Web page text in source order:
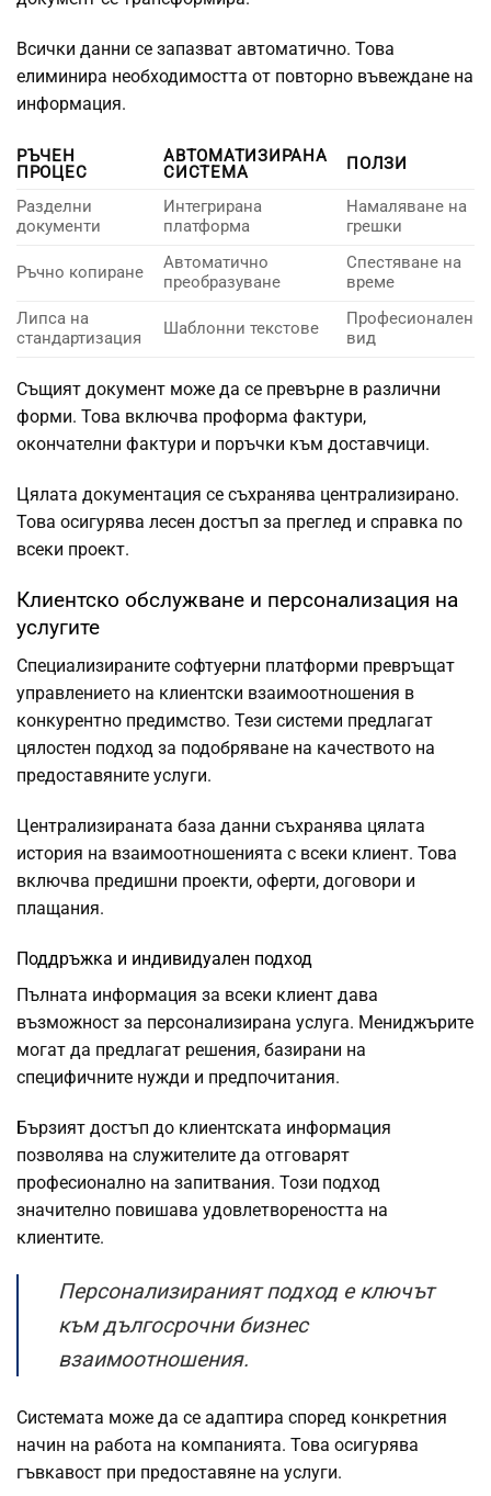
Всички данни се запазват автоматично. Това
елиминира необходимостта от повторно въвеждане на
информация.
РЪЧЕН
ПРОЦЕС
АВТОМАТИЗИРАНА
СИСТЕМА
ПОЛЗИ
Разделни
документи
Интегрирана
платформа
Намаляване на
грешки
Ръчно копиране
Автоматично
преобразуване
Спестяване на
време
Липса на
стандартизация
Шаблонни текстове
Професионален
вид
Същият документ може да се превърне в различни
форми. Това включва проформа фактури,
окончателни фактури и поръчки към доставчици.
Цялата документация се съхранява централизирано.
Това осигурява лесен достъп за преглед и справка по
всеки проект.
Клиентско обслужване и персонализация на
услугите
Специализираните софтуерни платформи превръщат
управлението на клиентски взаимоотношения в
конкурентно предимство. Тези системи предлагат
цялостен подход за подобряване на качеството на
предоставяните услуги.
Централизираната база данни съхранява цялата
история на взаимоотношенията с всеки клиент. Това
включва предишни проекти, оферти, договори и
плащания.
Поддръжка и индивидуален подход
Пълната информация за всеки клиент дава
възможност за персонализирана услуга. Мениджърите
могат да предлагат решения, базирани на
специфичните нужди и предпочитания.
Бързият достъп до клиентската информация
позволява на служителите да отговарят
професионално на запитвания. Този подход
значително повишава удовлетвореността на
клиентите.
Персонализираният подход е ключът
към дългосрочни бизнес
взаимоотношения.
Системата може да се адаптира според конкретния
начин на работа на компанията. Това осигурява
гъвкавост при предоставяне на услуги.